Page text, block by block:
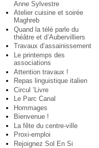
Anne Sylvestre
Atelier cuisine et soirée
Maghreb
Quand la télé parle du
théâtre et d’Aubervilliers
Travaux d’assainissement
Le printemps des
associations
Attention travaux !
Repas linguistique italien
Circul ’Livre
Le Parc Canal
Hommages
Bienvenue !
La fête du centre-ville
Proxi-emploi
Rejoignez Sol En Si